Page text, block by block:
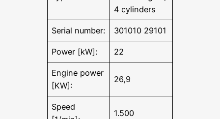
4 cylinders
Serial number: 301010 29101
Power [kW]: 22
Engine power
[KW]:
26,9
Speed
1.500